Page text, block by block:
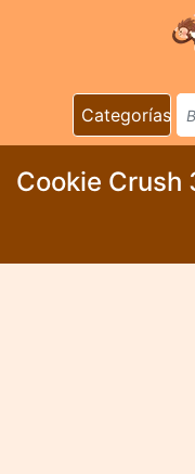
Categorías
Cookie Crush